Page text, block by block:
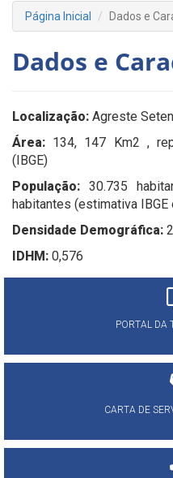
Página Inicial Dados e
Dados e
Localização: Agreste
Área: 134, 147 Km2 ,
(IBGE)
População: 30.735
habitantes (estimativa IBGE
Densidade Demográfica:
IDHM: 0,576
PORTAL DA
CARTA DE